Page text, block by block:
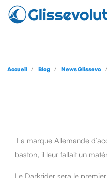
Accueil Blog News Glissevo
La marque Allemande
baston, il leur fallait un
Le Darkrider sera le